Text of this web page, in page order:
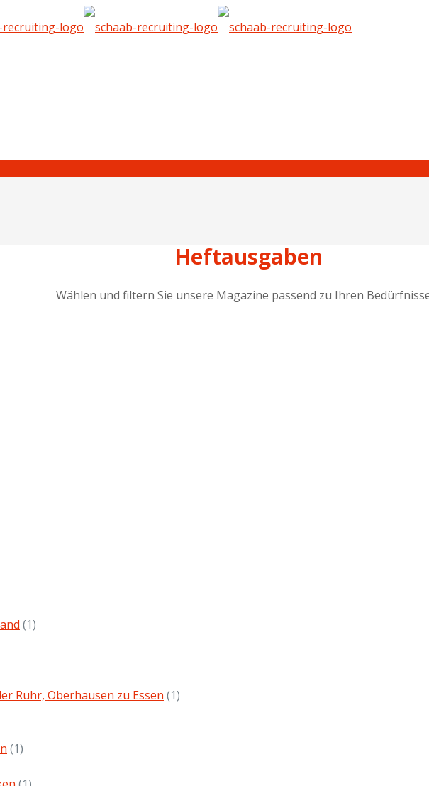
Heftausgaben
Wählen und filtern Sie unsere Magazine passend zu Ihren
(1)
Ruhr, Oberhausen zu Essen (1)
(1)